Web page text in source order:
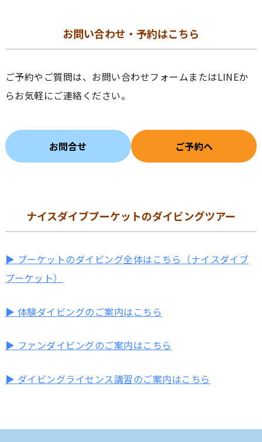
お問い合わせ・予約はこちら
ご予約やご質問は、お問い合わせフォームまたはLINEか
らお気軽にご連絡ください。
お問合せ ご予約へ
ナイスダイブプーケットのダイビングツアー
▶ プーケットのダイビング全体はこちら（ナイスダイブ
プーケット）
▶ 体験ダイビングのご案内はこちら
▶ ファンダイビングのご案内はこちら
▶ ダイビングライセンス講習のご案内はこちら